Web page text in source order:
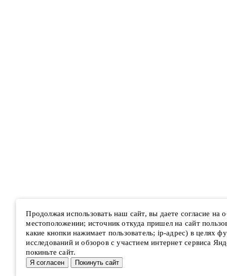
Продолжая использовать наш сайт, вы даете согласие на
местоположении; источник откуда пришел на сайт
какие кнопки нажимает пользователь; ip-адрес) в целях
исследований и обзоров с участием интернет сервиса
покиньте сайт.
Я согласен Покинуть сайт